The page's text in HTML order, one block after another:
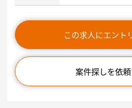
この求人にエント
案件探しを依